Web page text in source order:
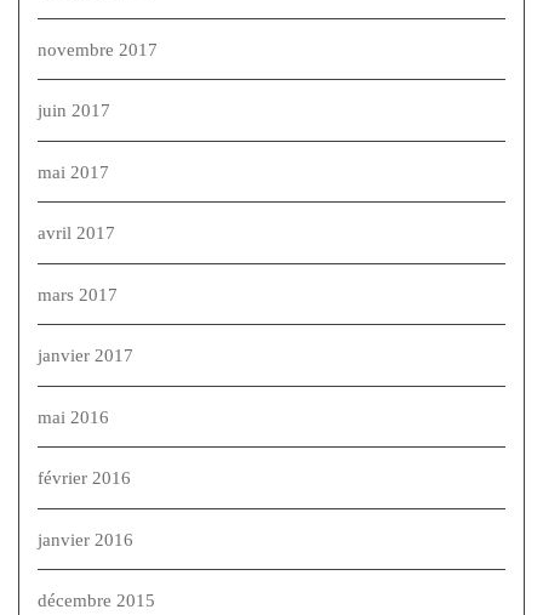
novembre 2017
juin 2017
mai 2017
avril 2017
mars 2017
janvier 2017
mai 2016
février 2016
janvier 2016
décembre 2015